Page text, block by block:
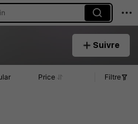
Suivre
Price Filtre